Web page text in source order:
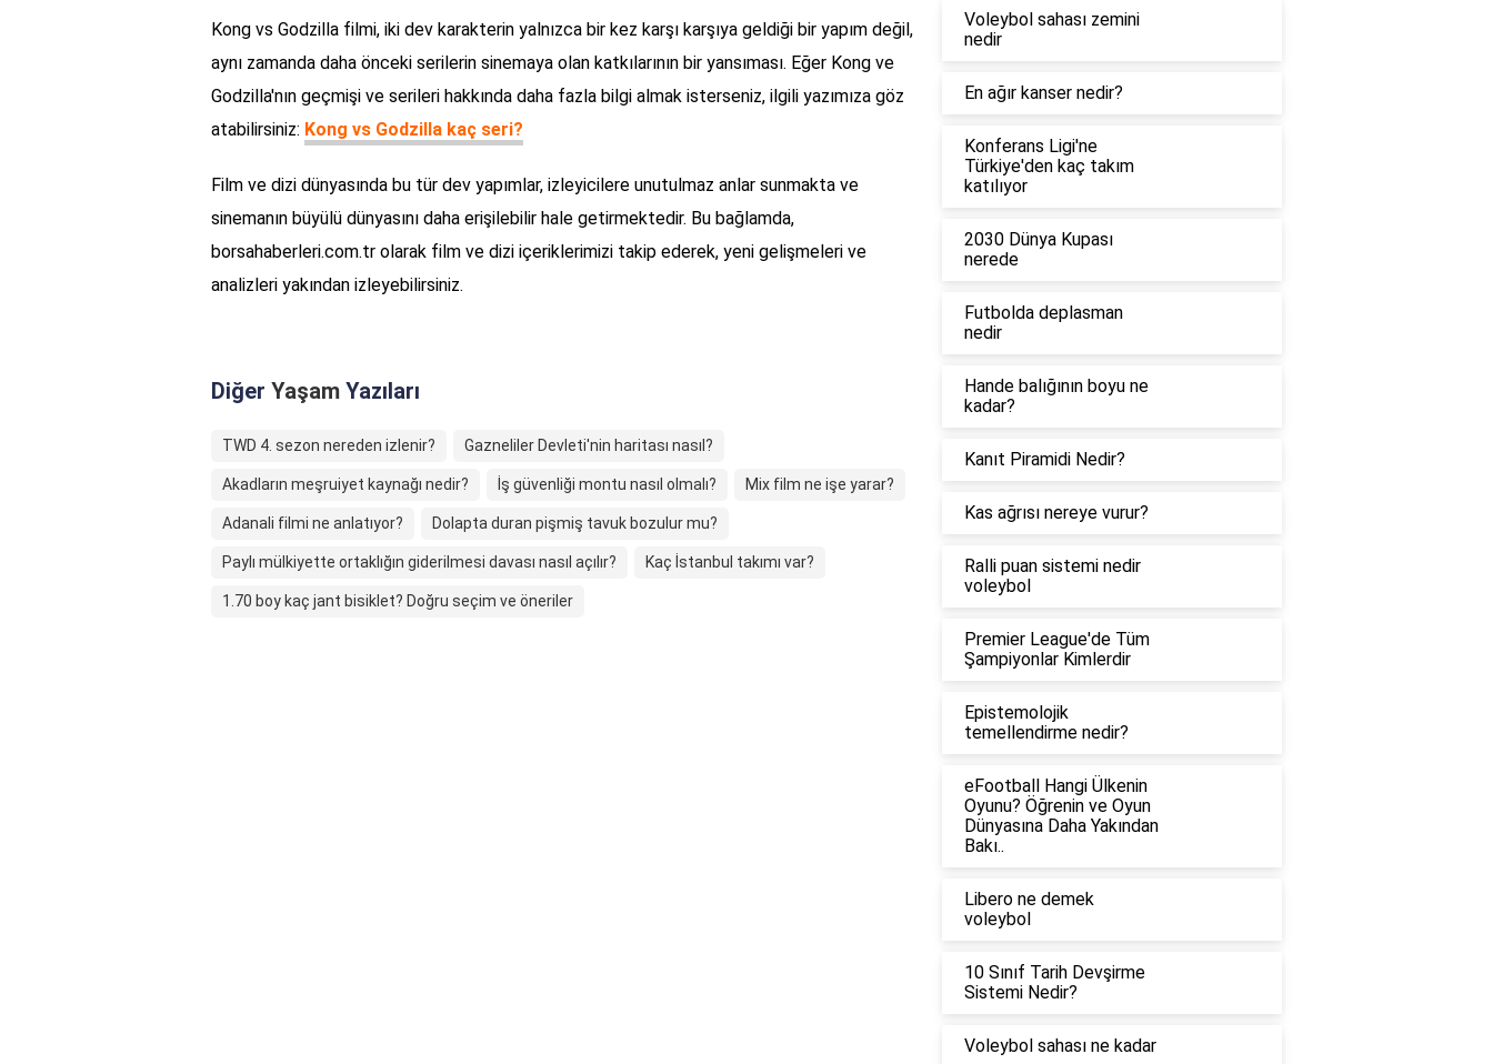
Kong vs Godzilla filmi, iki dev karakterin yalnızca bir kez karşı karşıya geldiği bir yapım değil,
aynı zamanda daha önceki serilerin sinemaya olan katkılarının bir yansıması. Eğer Kong ve
Godzilla'nın geçmişi ve serileri hakkında daha fazla bilgi almak isterseniz, ilgili yazımıza göz
atabilirsiniz: Kong vs Godzilla kaç seri?
Film ve dizi dünyasında bu tür dev yapımlar, izleyicilere unutulmaz anlar sunmakta ve
sinemanın büyülü dünyasını daha erişilebilir hale getirmektedir. Bu bağlamda,
borsahaberleri.com.tr olarak film ve dizi içeriklerimizi takip ederek, yeni gelişmeleri ve
analizleri yakından izleyebilirsiniz.
Diğer Yaşam Yazıları
TWD 4. sezon nereden izlenir? Gazneliler Devleti'nin haritası nasıl?
Akadların meşruiyet kaynağı nedir? İş güvenliği montu nasıl olmalı? Mix film ne işe yarar?
Adanali filmi ne anlatıyor? Dolapta duran pişmiş tavuk bozulur mu?
Paylı mülkiyette ortaklığın giderilmesi davası nasıl açılır? Kaç İstanbul takımı var?
1.70 boy kaç jant bisiklet? Doğru seçim ve öneriler
Voleybol sahası zemini
nedir
En ağır kanser nedir?
Konferans Ligi'ne
Türkiye'den kaç takım
katılıyor
2030 Dünya Kupası
nerede
Futbolda deplasman
nedir
Hande balığının boyu ne
kadar?
Kanıt Piramidi Nedir?
Kas ağrısı nereye vurur?
Ralli puan sistemi nedir
voleybol
Premier League'de Tüm
Şampiyonlar Kimlerdir
Epistemolojik
temellendirme nedir?
eFootball Hangi Ülkenin
Oyunu? Öğrenin ve Oyun
Dünyasına Daha Yakından
Bakı..
Libero ne demek
voleybol
10 Sınıf Tarih Devşirme
Sistemi Nedir?
Voleybol sahası ne kadar